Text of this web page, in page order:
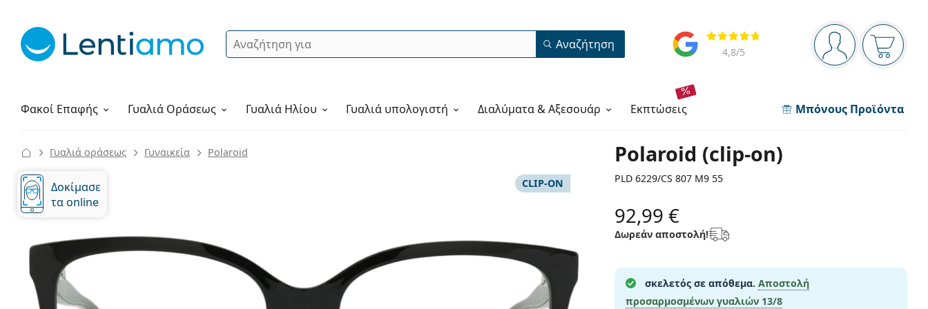
Πίνακας πλοήγησης
Είστε
Το
Αξιολογήσεις
4,8/5
Αναζήτηση Αναζήτηση
Φακοί Επαφής
Υγρά φακών ΓυαλιάΟράσεως Γυαλιά Ηλίου Γυαλιά υπολογιστή Διαλύματα & Αξεσουάρ εκπτώσεις Μπόνους Προϊόντα
Πώς να παραγγείλετε
Polaroid (clip-on)
PLD 6229/CS 807 M9 55
Γυαλιά οράσεως Γυναικεία Polaroid
CLIP-ON
Δοκίμασε
τα online
92,99 €
Δωρεάν αποστολή!
σκελετός σε απόθεμα. Αποστολή
προσαρμοσμένων γυαλιών 13/8